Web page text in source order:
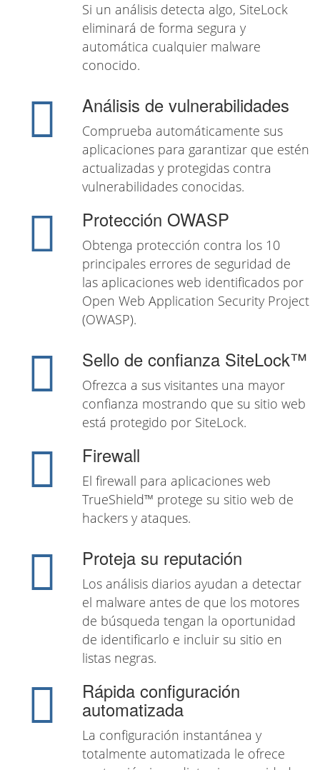
Si un análisis detecta algo, SiteLock
eliminará de forma segura y
automática cualquier malware
conocido.
Análisis de vulnerabilidades
Comprueba automáticamente sus
aplicaciones para garantizar que estén
actualizadas y protegidas contra
vulnerabilidades conocidas.
Protección OWASP
Obtenga protección contra los 10
principales errores de seguridad de
las aplicaciones web identificados por
Open Web Application Security Project
(OWASP).
Sello de confianza SiteLock™
Ofrezca a sus visitantes una mayor
confianza mostrando que su sitio web
está protegido por SiteLock.
Firewall
El firewall para aplicaciones web
TrueShield™ protege su sitio web de
hackers y ataques.
Proteja su reputación
Los análisis diarios ayudan a detectar
el malware antes de que los motores
de búsqueda tengan la oportunidad
de identificarlo e incluir su sitio en
listas negras.
Rápida configuración
automatizada
La configuración instantánea y
totalmente automatizada le ofrece